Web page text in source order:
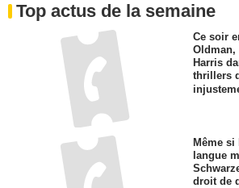
Top actus de la semaine
Ce soir
Oldman,
Harris
thrillers
Même si
langue
droit de